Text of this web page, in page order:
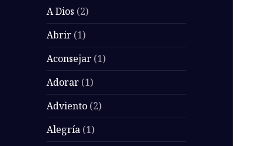
A Dios (2)
Abrir (1)
Aconsejar (1)
Adorar (1)
Adviento (2)
Alegría (1)